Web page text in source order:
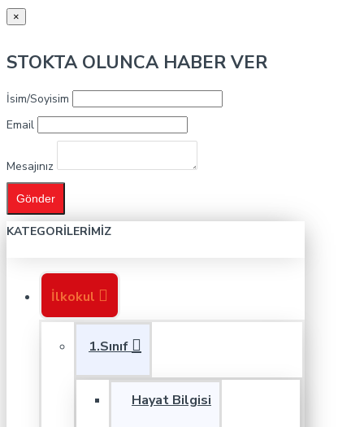
×
STOKTA OLUNCA HABER VER
İsim/Soyisim
Email
Mesajınız
Gönder
KATEGORILERIMIZ
İlkokul
1.Sınıf
Hayat Bilgisi